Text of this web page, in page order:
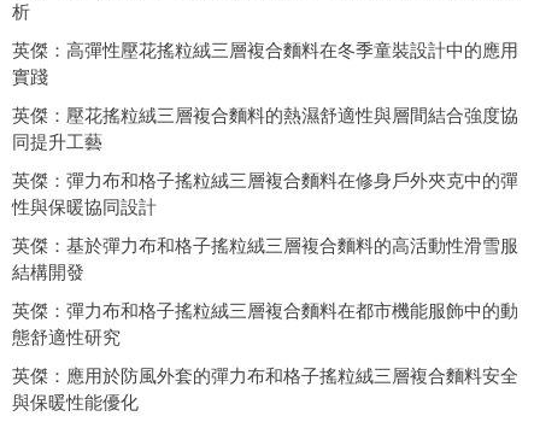
析
英傑：高彈性壓花搖粒絨三層複合麵料在冬季童裝設計中的應用
實踐
英傑：壓花搖粒絨三層複合麵料的熱濕舒適性與層間結合強度協
同提升工藝
英傑：彈力布和格子搖粒絨三層複合麵料在修身戶外夾克中的彈
性與保暖協同設計
英傑：基於彈力布和格子搖粒絨三層複合麵料的高活動性滑雪服
結構開發
英傑：彈力布和格子搖粒絨三層複合麵料在都市機能服飾中的動
態舒適性研究
英傑：應用於防風外套的彈力布和格子搖粒絨三層複合麵料安全
與保暖性能優化